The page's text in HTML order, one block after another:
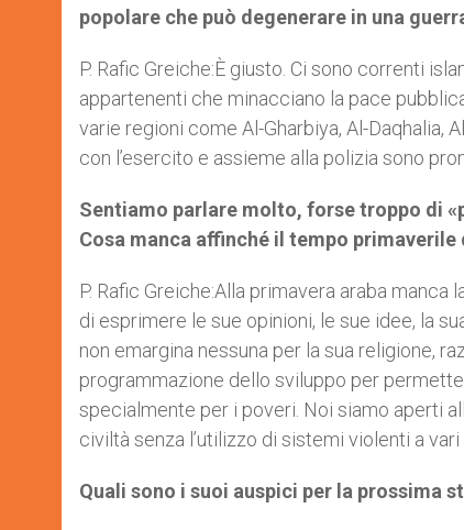
popolare che può degenerare in una
P. Rafic Greiche:È giusto. Ci sono correnti
appartenenti che minacciano la pace
varie regioni come Al-Gharbiya, Al-Daqhalia,
con l’esercito e assieme alla polizia sono
Sentiamo parlare molto, forse troppo di
Cosa manca affinché il tempo
P. Rafic Greiche:Alla primavera araba
di esprimere le sue opinioni, le sue idee, la
non emargina nessuna per la sua religione,
programmazione dello sviluppo per
specialmente per i poveri. Noi siamo aperti
civiltà senza l’utilizzo di sistemi violenti a
Quali sono i suoi auspici per la prossima